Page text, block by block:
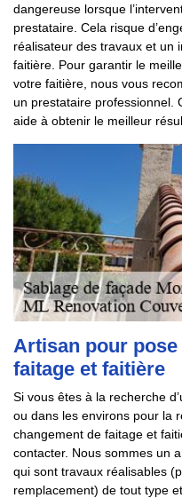
dangereuse lorsque
prestataire. Cela risque
réalisateur des travaux et un
faitière. Pour garantir le
votre faitière, nous vous
un prestataire professionnel.
aide à obtenir le meilleur
Artisan pour
faitage et faitière
Si vous êtes à la recherche
ou dans les environs pour la
changement de faitage et
contacter. Nous sommes un
qui sont travaux réalisables
remplacement) de tout type